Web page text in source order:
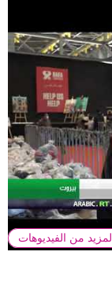
المزيد من الفيديوهات